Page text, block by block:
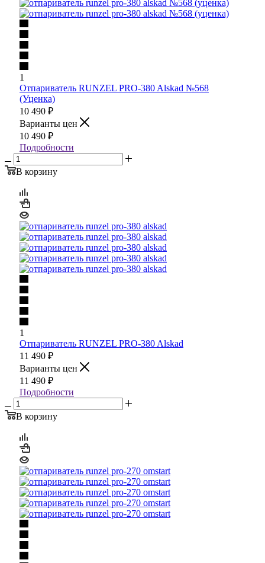
1
Отпариватель RUNZEL PRO-380 Alskad №568
(Уценка)
10 490 ₽
Варианты цен
10 490 ₽
Подробности
В корзину
1
Отпариватель RUNZEL PRO-380 Alskad
11 490 ₽
Варианты цен
11 490 ₽
Подробности
В корзину